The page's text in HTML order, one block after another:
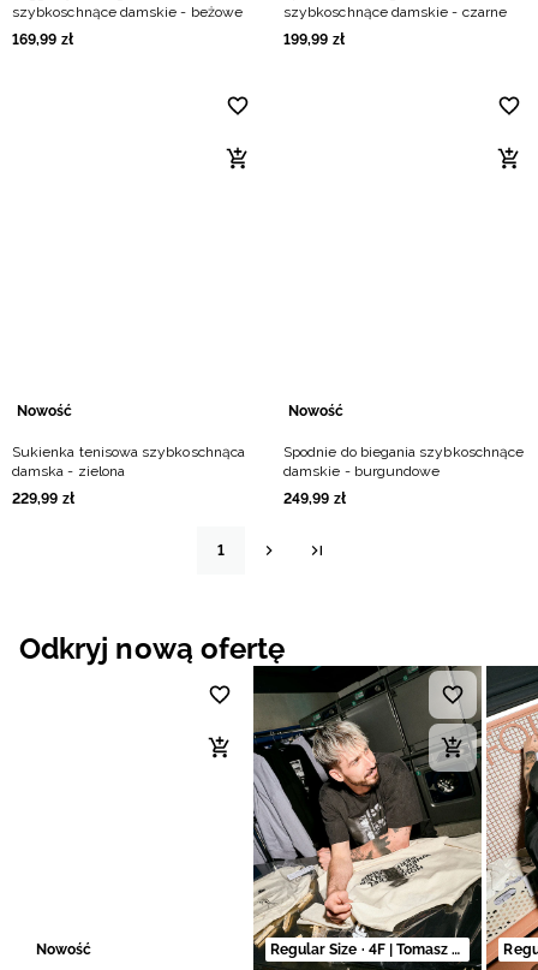
szybkoschnące damskie - beżowe
169,99 zł
szybkoschnące damskie - czarne
199,99 zł
Nowość
Sukienka tenisowa szybkoschnąca
damska - zielona
229,99 zł
Nowość
Spodnie do biegania szybkoschnące
damskie - burgundowe
249,99 zł
1
Odkryj nową ofertę
Nowość Regular Size · 4F | Tomasz Fornal